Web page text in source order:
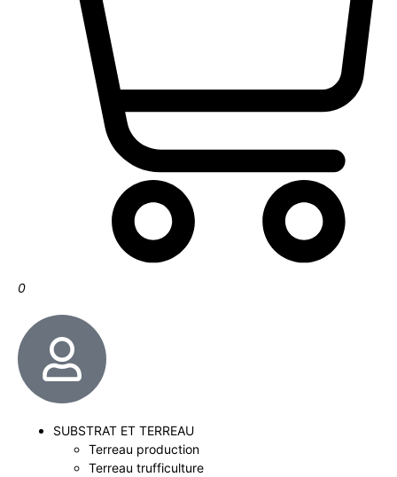
0
SUBSTRAT ET TERREAU
Terreau production
Terreau trufficulture